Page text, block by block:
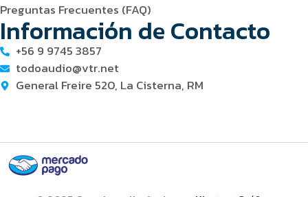
Preguntas Frecuentes (FAQ)
Información de Contacto
+56 9 9745 3857
todoaudio@vtr.net
General Freire 520, La Cisterna, RM